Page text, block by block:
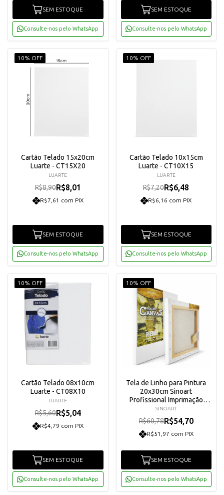
SEM ESTOQUE
Consulte-nos pelo WhatsApp
SEM ESTOQUE
Consulte-nos pelo WhatsApp
10% OFF
Cartão Telado 15x20cm
Luarte - CT15X20
LUARTE
R$8,90R$8,01
R$7,61 com PIX
SEM ESTOQUE
Consulte-nos pelo WhatsApp
10% OFF
Cartão Telado 10x15cm
Luarte - CT10X15
LUARTE
R$7,20R$6,48
R$6,16 com PIX
SEM ESTOQUE
Consulte-nos pelo WhatsApp
10% OFF
Cartão Telado 08x10cm
Luarte - CT08X10
LUARTE
R$5,60R$5,04
R$4,79 com PIX
SEM ESTOQUE
Consulte-nos pelo WhatsApp
10% OFF
Tela de Linho para Pintura
20x30cm Sinoart
Profissional Imprimação
Tripla Para Óleo e Acrílica
SINOART
R$60,78R$54,70
R$51,97 com PIX
SEM ESTOQUE
Consulte-nos pelo WhatsApp